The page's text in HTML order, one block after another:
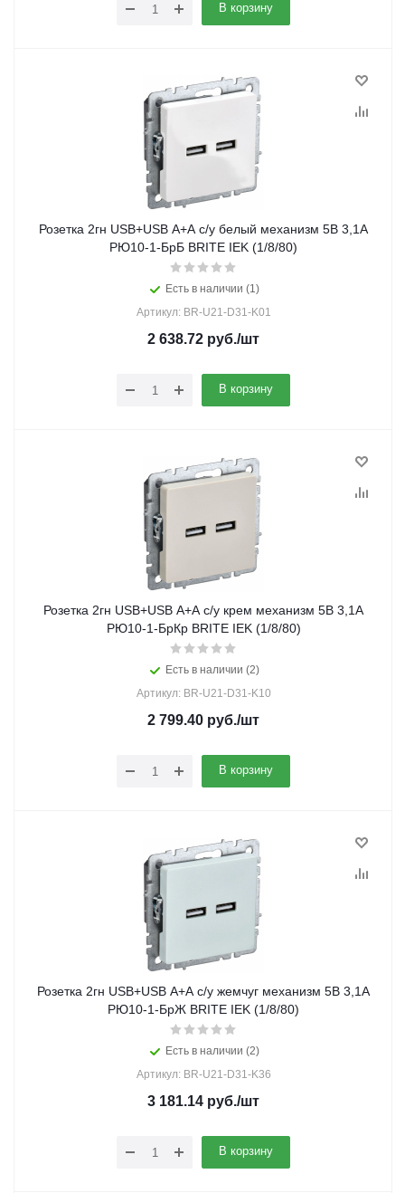
В корзину
Розетка 2гн USB+USB A+A с/у белый механизм 5В 3,1А
РЮ10-1-БрБ BRITE IEK (1/8/80)
Есть в наличии (1)
Артикул: BR-U21-D31-K01
2 638.72 руб./шт
В корзину
Розетка 2гн USB+USB A+A с/у крем механизм 5В 3,1А
РЮ10-1-БрКр BRITE IEK (1/8/80)
Есть в наличии (2)
Артикул: BR-U21-D31-K10
2 799.40 руб./шт
В корзину
Розетка 2гн USB+USB A+A с/у жемчуг механизм 5В 3,1А
РЮ10-1-БрЖ BRITE IEK (1/8/80)
Есть в наличии (2)
Артикул: BR-U21-D31-K36
3 181.14 руб./шт
В корзину